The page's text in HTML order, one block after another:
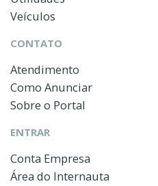
Veículos
CONTATO
Atendimento
Como Anunciar
Sobre o Portal
ENTRAR
Conta Empresa
Área do Internauta